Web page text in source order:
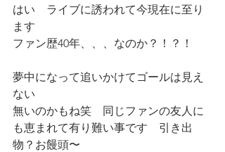
はい　ライブに誘われて今現在に至り
ます
ファン歴40年、、、なのか？！？！
夢中になって追いかけてゴールは見え
ない
無いのかもね笑　同じファンの友人に
も恵まれて有り難い事です　引き出
物？お饅頭〜